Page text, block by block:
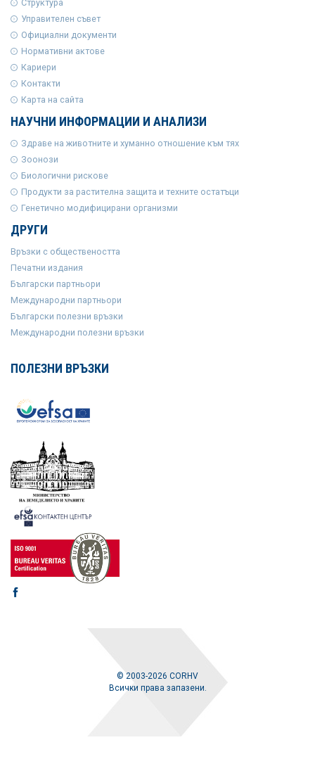
Структура
Управителен съвет
Официални документи
Нормативни актове
Кариери
Контакти
Карта на сайта
НАУЧНИ ИНФОРМАЦИИ И АНАЛИЗИ
Здраве на животните и хуманно отношение към тях
Зоонози
Биологични рискове
Продукти за растителна защита и техните остатъци
Генетично модифицирани организми
ДРУГИ
Връзки с обществеността
Печатни издания
Български партньори
Международни партньори
Български полезни връзки
Международни полезни връзки
ПОЛЕЗНИ ВРЪЗКИ
© 2003-2026 CORHV
Всички права запазени.